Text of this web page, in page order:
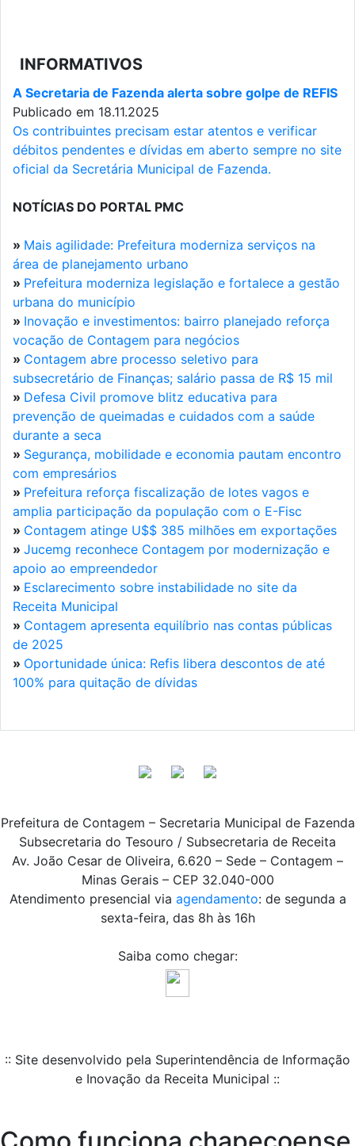
INFORMATIVOS
A Secretaria de Fazenda alerta sobre golpe de REFIS
Publicado em 18.11.2025
Os contribuintes precisam estar atentos e verificar
débitos pendentes e dívidas em aberto sempre no site
oficial da Secretária Municipal de Fazenda.
NOTÍCIAS DO PORTAL PMC
» Mais agilidade: Prefeitura moderniza serviços na
área de planejamento urbano
» Prefeitura moderniza legislação e fortalece a gestão
urbana do município
» Inovação e investimentos: bairro planejado reforça
vocação de Contagem para negócios
» Contagem abre processo seletivo para
subsecretário de Finanças; salário passa de R$ 15 mil
» Defesa Civil promove blitz educativa para
prevenção de queimadas e cuidados com a saúde
durante a seca
» Segurança, mobilidade e economia pautam encontro
com empresários
» Prefeitura reforça fiscalização de lotes vagos e
amplia participação da população com o E-Fisc
» Contagem atinge U$$ 385 milhões em exportações
» Jucemg reconhece Contagem por modernização e
apoio ao empreendedor
» Esclarecimento sobre instabilidade no site da
Receita Municipal
» Contagem apresenta equilíbrio nas contas públicas
de 2025
» Oportunidade única: Refis libera descontos de até
100% para quitação de dívidas
Prefeitura de Contagem – Secretaria Municipal de Fazenda
Subsecretaria do Tesouro / Subsecretaria de Receita
Av. João Cesar de Oliveira, 6.620 – Sede – Contagem –
Minas Gerais – CEP 32.040-000
Atendimento presencial via agendamento: de segunda a
sexta-feira, das 8h às 16h
Saiba como chegar:
:: Site desenvolvido pela Superintendência de Informação
e Inovação da Receita Municipal ::